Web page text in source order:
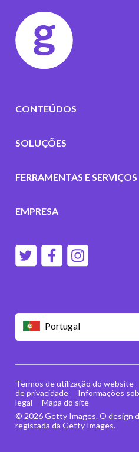
Portugal
CONTEÚDOS
SOLUÇÕES
FERRAMENTAS E SERVIÇOS
EMPRESA
© 2026 Getty Images. O design
registada da Getty Images.
Termos de utilização do website
de privacidade
Informações
legal
Mapa do site